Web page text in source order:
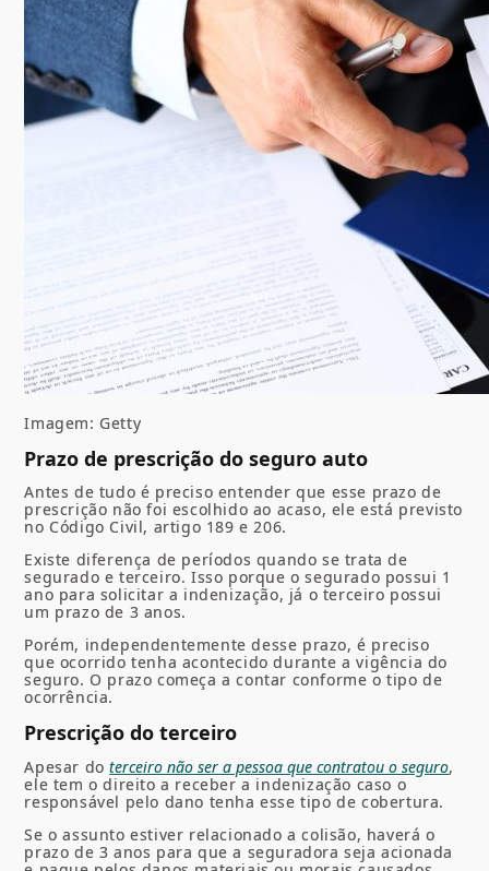
Imagem: Getty
Prazo de prescrição do seguro auto
Antes de tudo é preciso entender que esse prazo de
prescrição não foi escolhido ao acaso, ele está previsto
no Código Civil, artigo 189 e 206.
Existe diferença de períodos quando se trata de
segurado e terceiro. Isso porque o segurado possui 1
ano para solicitar a indenização, já o terceiro possui
um prazo de 3 anos.
Porém, independentemente desse prazo, é preciso
que ocorrido tenha acontecido durante a vigência do
seguro. O prazo começa a contar conforme o tipo de
ocorrência.
Prescrição do terceiro
Apesar doterceiro não ser a pessoa que contratou o seguro,
ele tem o direito a receber a indenização caso o
responsável pelo dano tenha esse tipo de cobertura.
Se o assunto estiver relacionado a colisão, haverá o
prazo de 3 anos para que a seguradora seja acionada